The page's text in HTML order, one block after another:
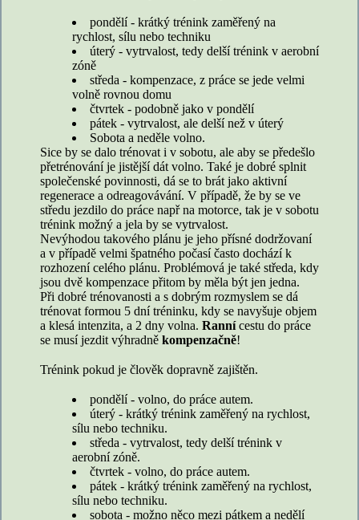
pondělí - krátký trénink zaměřený na
rychlost, sílu nebo techniku
úterý - vytrvalost, tedy delší trénink v aerobní
zóně
středa - kompenzace, z práce se jede velmi
volně rovnou domu
čtvrtek - podobně jako v pondělí
pátek - vytrvalost, ale delší než v úterý
Sobota a neděle volno.
Sice by se dalo trénovat i v sobotu, ale aby se předešlo
přetrénování je jistější dát volno. Také je dobré splnit
společenské povinnosti, dá se to brát jako aktivní
regenerace a odreagovávání. V případě, že by se ve
středu jezdilo do práce např na motorce, tak je v sobotu
trénink možný a jela by se vytrvalost.
Nevýhodou takového plánu je jeho přísné dodržovaní
a v případě velmi špatného počasí často dochází k
rozhození celého plánu. Problémová je také středa, kdy
jsou dvě kompenzace přitom by měla být jen jedna.
Při dobré trénovanosti a s dobrým rozmyslem se dá
trénovat formou 5 dní tréninku, kdy se navyšuje objem
a klesá intenzita, a 2 dny volna. Rannícestu do práce
se musí jezdit výhradně kompenzačně!
Trénink pokud je člověk dopravně zajištěn.
pondělí - volno, do práce autem.
úterý - krátký trénink zaměřený na rychlost,
sílu nebo techniku.
středa - vytrvalost, tedy delší trénink v
aerobní zóně.
čtvrtek - volno, do práce autem.
pátek - krátký trénink zaměřený na rychlost,
sílu nebo techniku.
sobota - možno něco mezi pátkem a nedělí